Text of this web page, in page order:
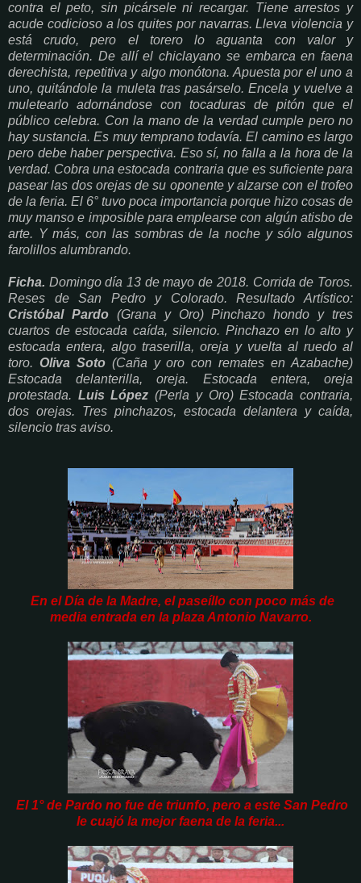
contra el peto, sin picársele ni recargar. Tiene arrestos y
acude codicioso a los quites por navarras. Lleva violencia y
está crudo, pero el torero lo aguanta con valor y
determinación. De allí el chiclayano se embarca en faena
derechista, repetitiva y algo monótona. Apuesta por el uno a
uno, quitándole la muleta tras pasárselo. Encela y vuelve a
muletearlo adornándose con tocaduras de pitón que el
público celebra. Con la mano de la verdad cumple pero no
hay sustancia. Es muy temprano todavía. El camino es largo
pero debe haber perspectiva. Eso sí, no falla a la hora de la
verdad. Cobra una estocada contraria que es suficiente para
pasear las dos orejas de su oponente y alzarse con el trofeo
de la feria. El 6° tuvo poca importancia porque hizo cosas de
muy manso e imposible para emplearse con algún atisbo de
arte. Y más, con las sombras de la noche y sólo algunos
farolillos alumbrando.
Ficha. Domingo día 13 de mayo de 2018. Corrida de Toros.
Reses de San Pedro y Colorado. Resultado Artístico:
Cristóbal Pardo(Grana y Oro) Pinchazo hondo y tres
cuartos de estocada caída, silencio. Pinchazo en lo alto y
estocada entera, algo traserilla, oreja y vuelta al ruedo al
toro. Oliva Soto(Caña y oro con remates en Azabache)
Estocada delanterilla, oreja. Estocada entera, oreja
protestada. Luis López (Perla y Oro) Estocada contraria,
dos orejas. Tres pinchazos, estocada delantera y caída,
silencio tras aviso.
En el Día de la Madre, el paseíllo con poco más de
media entrada en la plaza Antonio Navarro.
El 1° de Pardo no fue de triunfo, pero a este San Pedro
le cuajó la mejor faena de la feria...